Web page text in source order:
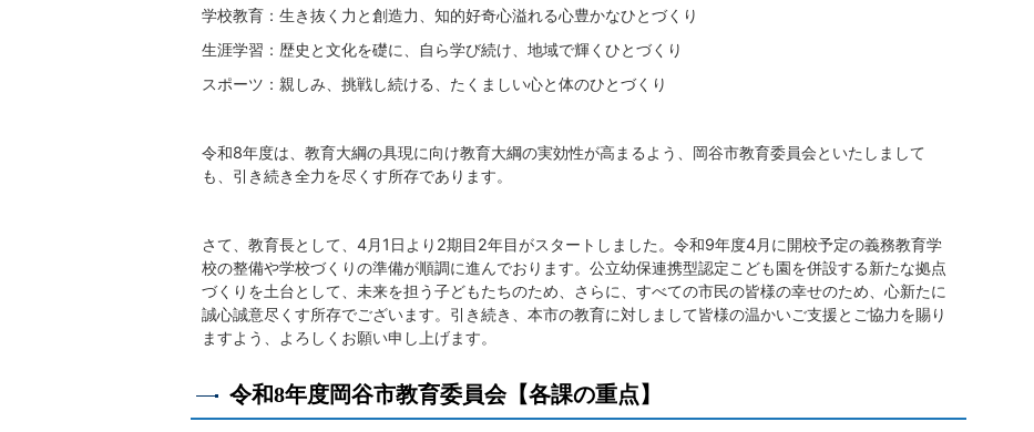
学校教育：生き抜く力と創造力、知的好奇心溢れる心豊かなひとづくり
生涯学習：歴史と文化を礎に、自ら学び続け、地域で輝くひとづくり
スポーツ：親しみ、挑戦し続ける、たくましい心と体のひとづくり
令和8年度は、教育大綱の具現に向け教育大綱の実効性が高まるよう、岡谷市教育委員会といたしまして
も、引き続き全力を尽くす所存であります。
さて、教育長として、4月1日より2期目2年目がスタートしました。令和9年度4月に開校予定の義務教育学
校の整備や学校づくりの準備が順調に進んでおります。公立幼保連携型認定こども園を併設する新たな拠点
づくりを土台として、未来を担う子どもたちのため、さらに、すべての市民の皆様の幸せのため、心新たに
誠心誠意尽くす所存でございます。引き続き、本市の教育に対しまして皆様の温かいご支援とご協力を賜り
ますよう、よろしくお願い申し上げます。
令和8年度岡谷市教育委員会【各課の重点】